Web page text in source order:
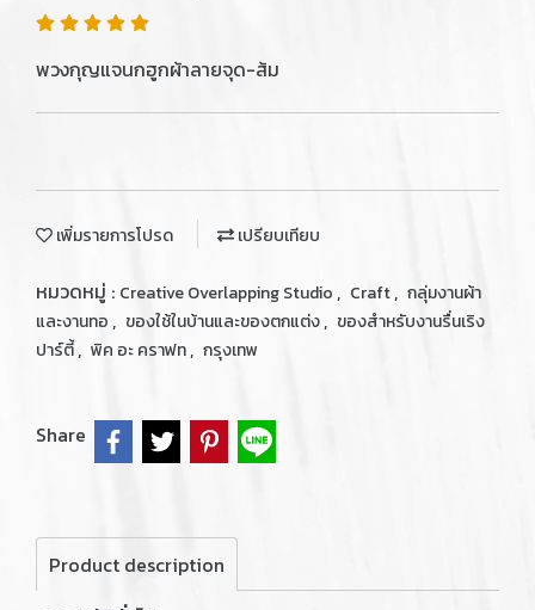
พวงกุญแจนกฮูกผ้าลายจุด-ส้ม
เพิ่มรายการโปรด เปรียบเทียบ
หมวดหมู่ : Creative Overlapping Studio , Craft, กลุ่มงานผ้า
และงานทอ , ของใช้ในบ้านและของตกแต่ง, ของสำหรับงานรื่นเริง
ปาร์ตี้, พิค อะ คราฟท, กรุงเทพ
Share
Product description